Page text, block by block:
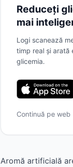
Reduceți
mai
Logi scanează
timp real și arată
glicemia.
Continuă pe
Aromă artificială